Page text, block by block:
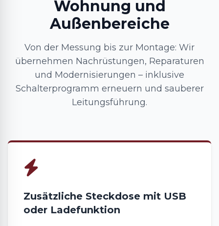
Wohnung und
Außenbereiche
Von der Messung bis zur Montage: Wir
übernehmen Nachrüstungen, Reparaturen
und Modernisierungen – inklusive
Schalterprogramm erneuern und sauberer
Leitungsführung.
Zusätzliche Steckdose mit USB
oder Ladefunktion